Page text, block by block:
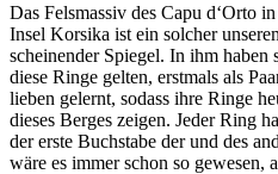
Das Felsmassiv des Capu d‘Orto
Insel Korsika ist ein solcher
scheinender Spiegel. In ihm haben
diese Ringe gelten, erstmals als
lieben gelernt, sodass ihre Ringe
dieses Berges zeigen. Jeder Ring
der erste Buchstabe der und des
wäre es immer schon so gewesen,